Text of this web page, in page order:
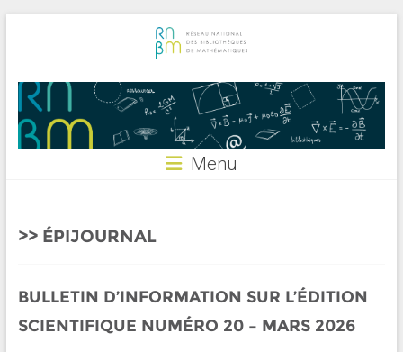
RNBM
Menu
ÉPIJOURNAL
BULLETIN D’INFORMATION SUR L’ÉDITION
SCIENTIFIQUE NUMÉRO 20 – MARS 2026